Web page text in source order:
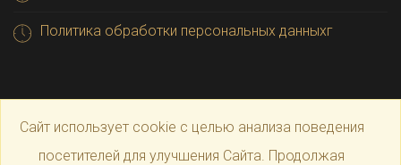
Политика обработки персональных данныхг
Сайт использует cookie с целью анализа поведения
посетителей для улучшения Сайта. Продолжая